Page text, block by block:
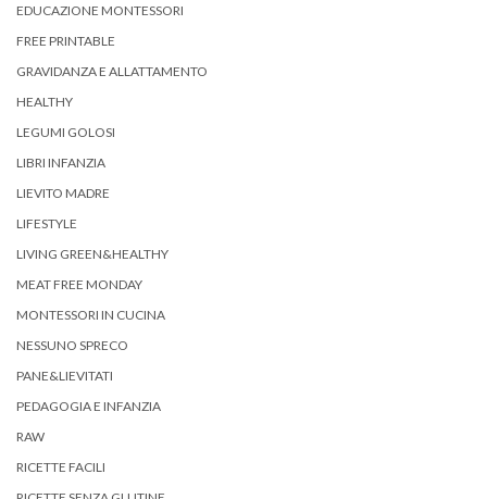
EDUCAZIONE MONTESSORI
FREE PRINTABLE
GRAVIDANZA E ALLATTAMENTO
HEALTHY
LEGUMI GOLOSI
LIBRI INFANZIA
LIEVITO MADRE
LIFESTYLE
LIVING GREEN&HEALTHY
MEAT FREE MONDAY
MONTESSORI IN CUCINA
NESSUNO SPRECO
PANE&LIEVITATI
PEDAGOGIA E INFANZIA
RAW
RICETTE FACILI